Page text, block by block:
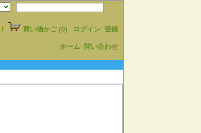
! 買い物かご(0) ログイン 登録
ホーム 問い合わせ